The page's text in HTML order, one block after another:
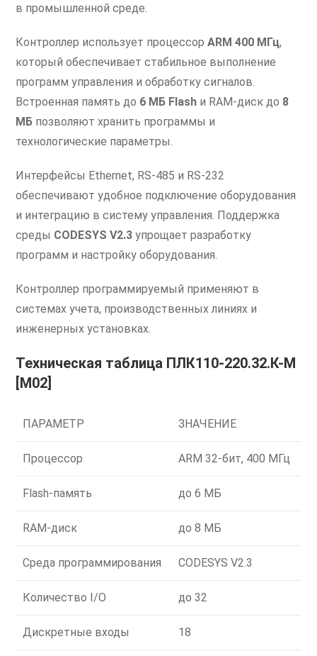
в промышленной среде.
Контроллер использует процессорARM 400 МГц,
который обеспечивает стабильное выполнение
программ управления и обработку сигналов.
Встроенная память до 6 МБ Flash и RAM-диск до 8
МБ позволяют хранить программы и
технологические параметры.
Интерфейсы Ethernet, RS-485 и RS-232
обеспечивают удобное подключение оборудования
и интеграцию в систему управления. Поддержка
среды CODESYS V2.3 упрощает разработку
программ и настройку оборудования.
Контроллер программируемый применяют в
системах учета, производственных линиях и
инженерных установках.
Техническая таблица ПЛК110-220.32.К-М
[М02]
ПАРАМЕТР ЗНАЧЕНИЕ
Процессор ARM 32-бит, 400 МГц
Flash-память до 6 МБ
RAM-диск до 8 МБ
Среда программирования CODESYS V2.3
Количество I/O до 32
Дискретные входы 18